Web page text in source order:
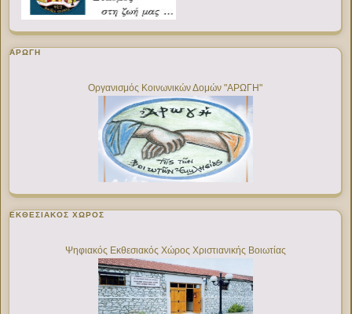
ΑΡΩΓΗ
Οργανισμός Κοινωνικών Δομών "ΑΡΩΓΗ"
ΕΚΘΕΣΙΑΚΌΣ ΧΏΡΟΣ
Ψηφιακός Εκθεσιακός Χώρος Χριστιανικής Βοιωτίας